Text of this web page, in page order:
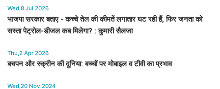
Wed,8 Jul 2026
भाजपा सरकार बताए - कच्चे तेल की कीमतें लगातार घट रही हैं, फिर जनता को
सस्ता पेट्रोल-डीजल कब मिलेगा? : कुमारी सैलजा
Thu,2 Apr 2026
बचपन और स्क्रीन की दुनिया: बच्चों पर मोबाइल व टीवी का प्रभाव
Wed,20 Nov 2024